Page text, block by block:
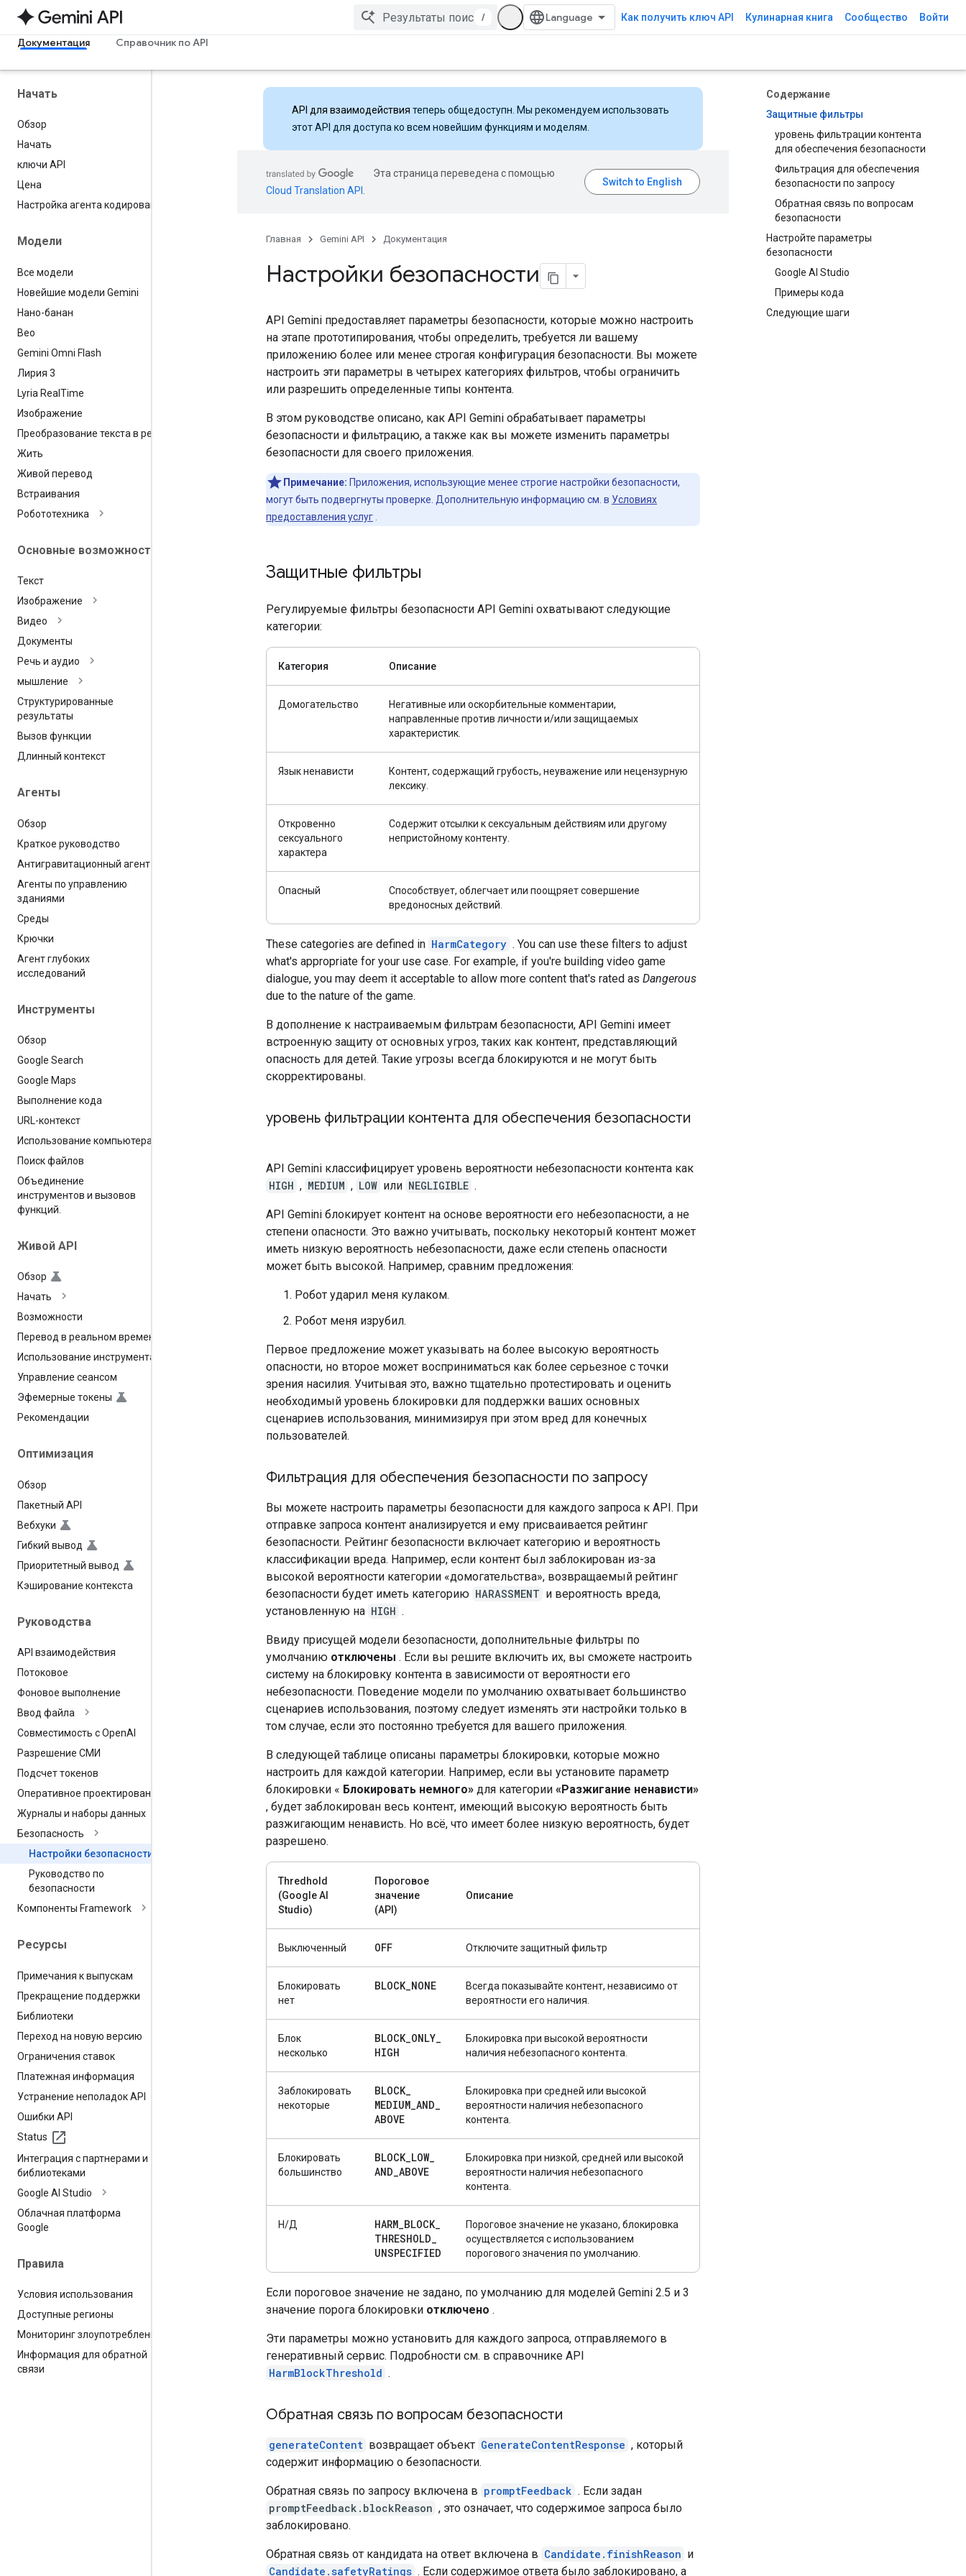
/ Как получить ключ API Кулинарная книга Сообщество Войти
Документация Справочник по API
Начать
Обзор
Начать
ключи API
Цена
Настройка агента кодирования
Модели
Все модели
Новейшие модели Gemini
Нано-банан
Вео
Gemini Omni Flash
Лирия 3
Lyria Real Time
Изображение
Преобразование текста в речь
Жить
Живой перевод
Встраивания
Робототехника
Основные возможности
Текст
Изображение
Видео
Документы
Речь и аудио
мышление
Структурированные
результаты
Вызов функции
Длинный контекст
Агенты
Обзор
Краткое руководство
Антигравитационный агент
Агенты по управлению
зданиями
Среды
Крючки
Агент глубоких
исследований
Инструменты
Обзор
Google Search
Google Maps
Выполнение кода
URL-контекст
Использование компьютера
Поиск файлов
Объединение
инструментов и вызовов
функций
Живой API
Обзор
Начать
Возможности
Перевод в реальном времени
Использование инструмента
Управление сеансом
Эфемерные токены
Рекомендации
Оптимизация
Обзор
Пакетный API
Вебхуки
Гибкий вывод
Приоритетный вывод
Кэширование контекста
Руководства
API взаимодействия
Потоковое
Фоновое выполнение
Ввод файла
Совместимость с OpenAI
Разрешение СМИ
Подсчет токенов
Оперативное проектирование
Журналы и наборы данных
Безопасность
Настройки безопасности
Руководство по
безопасности
Компоненты Framework
Ресурсы
Примечания к выпускам
Прекращение поддержки
Библиотеки
Переход на новую версию
Ограничения ставок
Платежная информация
Устранение неполадок API
Ошибки API
Status
Интеграция с партнерами и
библиотеками
Google AI Studio
Облачная платформа
Google
Правила
Условия использования
Доступные регионы
Мониторинг злоупотреблений
Информация для обратной
связи
Содержание
Защитные фильтры
уровень фильтрации контента
для обеспечения безопасности
Фильтрация для обеспечения
безопасности по запросу
Обратная связь по вопросам
безопасности
Настройте параметры
безопасности
Google AI Studio
Примеры кода
Следующие шаги
API для взаимодействия теперь общедоступн. Мы рекомендуем использовать
этот API для доступа ко всем новейшим функциям и моделям.
Эта страница переведена с помощью
Cloud Translation API
Главная Gemini API Документация
Настройки безопасности
API Gemini предоставляет параметры безопасности, которые можно настроить
на этапе прототипирования, чтобы определить, требуется ли вашему
приложению более или менее строгая конфигурация безопасности. Вы можете
настроить эти параметры в четырех категориях фильтров, чтобы ограничить
или разрешить определенные типы контента.
В этом руководстве описано, как API Gemini обрабатывает параметры
безопасности и фильтрацию, а также как вы можете изменить параметры
безопасности для своего приложения.
Примечание: Приложения, использующие менее строгие настройки безопасности,
могут быть подвергнуты проверке. Дополнительную информацию см. в Условиях
предоставления услуг
Защитные фильтры
Регулируемые фильтры безопасности API Gemini охватывают следующие
категории:
Категория Описание
Домогательство
Негативные или оскорбительные комментарии,
направленные против личности и/или защищаемых
характеристик.
Язык ненависти
Контент, содержащий грубость, неуважение или нецензурную
лексику.
Откровенно
сексуального
характера
Содержит отсылки к сексуальным действиям или другому
непристойному контенту.
Опасный
Способствует, облегчает или поощряет совершение
вредоносных действий.
These categories are defined in HarmCategory . You can use these filters to adjust
what's appropriate for your use case. For example, if you're building video game
dialogue, you may deem it acceptable to allow more content that's rated as Dangerous
due to the nature of the game.
В дополнение к настраиваемым фильтрам безопасности, API Gemini имеет
встроенную защиту от основных угроз, таких как контент, представляющий
опасность для детей. Такие угрозы всегда блокируются и не могут быть
скорректированы.
уровень фильтрации контента для обеспечения безопасности
API Gemini классифицирует уровень вероятности небезопасности контента как
HIGH , MEDIUM , LOW или NEGLIGIBLE .
API Gemini блокирует контент на основе вероятности его небезопасности, а не
степени опасности. Это важно учитывать, поскольку некоторый контент может
иметь низкую вероятность небезопасности, даже если степень опасности
может быть высокой. Например, сравним предложения:
Робот ударил меня кулаком.
Робот меня изрубил.
Первое предложение может указывать на более высокую вероятность
опасности, но второе может восприниматься как более серьезное с точки
зрения насилия. Учитывая это, важно тщательно протестировать и оценить
необходимый уровень блокировки для поддержки ваших основных
сценариев использования, минимизируя при этом вред для конечных
пользователей.
Фильтрация для обеспечения безопасности по запросу
Вы можете настроить параметры безопасности для каждого запроса к API. При
отправке запроса контент анализируется и ему присваивается рейтинг
безопасности. Рейтинг безопасности включает категорию и вероятность
классификации вреда. Например, если контент был заблокирован из-за
высокой вероятности категории «домогательства», возвращаемый рейтинг
безопасности будет иметь категорию HARASSMENT и вероятность вреда,
установленную на HIGH .
Ввиду присущей модели безопасности, дополнительные фильтры по
умолчанию отключены . Если вы решите включить их, вы сможете настроить
систему на блокировку контента в зависимости от вероятности его
небезопасности. Поведение модели по умолчанию охватывает большинство
сценариев использования, поэтому следует изменять эти настройки только в
том случае, если это постоянно требуется для вашего приложения.
В следующей таблице описаны параметры блокировки, которые можно
настроить для каждой категории. Например, если вы установите параметр
блокировки « Блокировать немного» для категории «Разжигание ненависти»
, будет заблокирован весь контент, имеющий высокую вероятность быть
разжигающим ненависть. Но всё, что имеет более низкую вероятность, будет
разрешено.
Thredhold
(Google AI
Studio)
Пороговое
значение
(API)
Описание
Выключенный OFF Отключите защитный фильтр
Блокировать
нет
BLOCK_NONE
Всегда показывайте контент, независимо от
вероятности его наличия.
Блок
несколько
BLOCK_ONLY_
HIGH
Блокировка при высокой вероятности
наличия небезопасного контента.
Заблокировать
некоторые
BLOCK_
MEDIUM_AND_
ABOVE
Блокировка при средней или высокой
вероятности наличия небезопасного
контента.
Блокировать
большинство
BLOCK_LOW_
AND_ABOVE
Блокировка при низкой, средней или высокой
вероятности наличия небезопасного
контента.
Н/Д HARM_BLOCK_
THRESHOLD_
UNSPECIFIED
Пороговое значение не указано, блокировка
осуществляется с использованием
порогового значения по умолчанию.
Если пороговое значение не задано, по умолчанию для моделей Gemini 2.5 и 3
значение порога блокировки отключено .
Эти параметры можно установить для каждого запроса, отправляемого в
генеративный сервис. Подробности см. в справочнике API
HarmBlockThreshold .
Обратная связь по вопросам безопасности
generateContent возвращает объект GenerateContentResponse , который
содержит информацию о безопасности.
Обратная связь по запросу включена в promptFeedback . Если задан
promptFeedback.blockReason , это означает, что содержимое запроса было
заблокировано.
Обратная связь от кандидата на ответ включена в Candidate.finishReason и
Candidate.safetyRatings . Если содержимое ответа было заблокировано, а